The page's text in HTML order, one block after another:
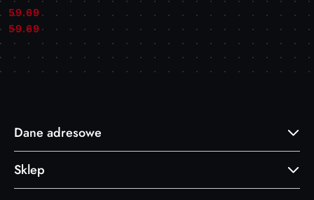
Cena:
59.69
Cena:
59.69
Dane adresowe
Sklep